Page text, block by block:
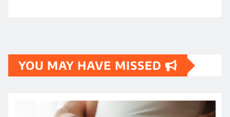
YOU MAY HAVE MISSED